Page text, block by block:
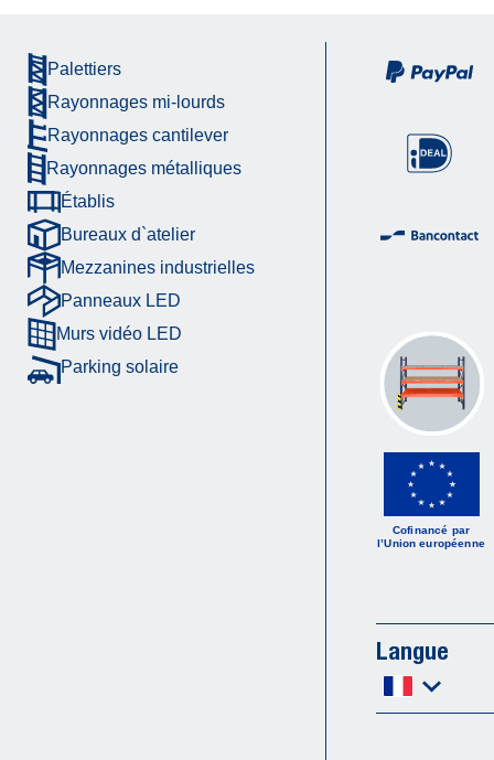
Palettiers
Rayonnages mi-lourds
Rayonnages cantilever
Rayonnages métalliques
Établis
Bureaux d`atelier
Mezzanines industrielles
Panneaux LED
Murs vidéo LED
Parking solaire
Cofinancé par
l’Union européenne
Langue